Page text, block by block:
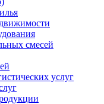
смесей
услуг